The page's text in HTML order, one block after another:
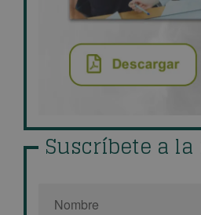
Suscríbete a